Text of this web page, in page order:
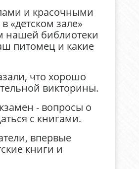
и красочными
«детском зале»
нашей библиотеки
питомец и какие
что хорошо
викторины.
- вопросы о
с книгами.
впервые
книги и